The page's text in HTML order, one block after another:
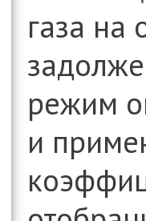
газа на
режим
и